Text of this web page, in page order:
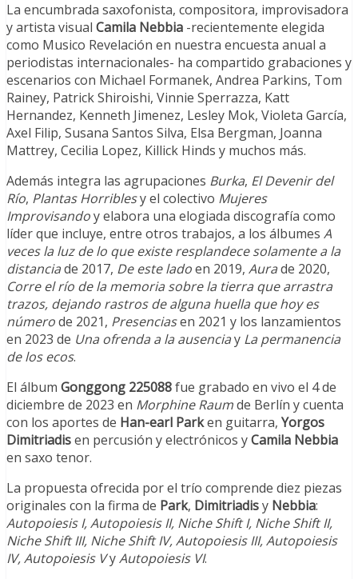
La encumbrada saxofonista, compositora, improvisadora
y artista visual Camila Nebbia -recientemente elegida
como Musico Revelación en nuestra encuesta anual a
periodistas internacionales- ha compartido grabaciones y
escenarios con Michael Formanek, Andrea Parkins, Tom
Rainey, Patrick Shiroishi, Vinnie Sperrazza, Katt
Hernandez, Kenneth Jimenez, Lesley Mok, Violeta García,
Axel Filip, Susana Santos Silva, Elsa Bergman, Joanna
Mattrey, Cecilia Lopez, Killick Hinds y muchos más.
Además integra las agrupaciones Burka, El Devenir del
Río, Plantas Horriblesy el colectivo Mujeres
Improvisandoy elabora una elogiada discografía como
líder que incluye, entre otros trabajos, a los álbumes A
veces la luz de lo que existe resplandece solamente a la
distanciade 2017, De este ladoen 2019, Aurade 2020,
Corre el río de la memoria sobre la tierra que arrastra
trazos, dejando rastros de alguna huella que hoy es
númerode 2021, Presenciasen 2021 y los lanzamientos
en 2023 de Una ofrenda a la ausenciay La permanencia
de los ecos.
El álbum Gonggong 225088fue grabado en vivo el 4 de
diciembre de 2023 en Morphine Raumde Berlín y cuenta
con los aportes de Han-earl Parken guitarra, Yorgos
Dimitriadisen percusión y electrónicos yCamila Nebbia
en saxo tenor.
La propuesta ofrecida por el trío comprende diez piezas
originales con la firma de Park, Dimitriadisy Nebbia:
Autopoiesis I,Autopoiesis II, Niche Shift I, Niche Shift II,
Niche Shift III, Niche Shift IV,Autopoiesis III,Autopoiesis
IV, Autopoiesis VyAutopoiesis VI.